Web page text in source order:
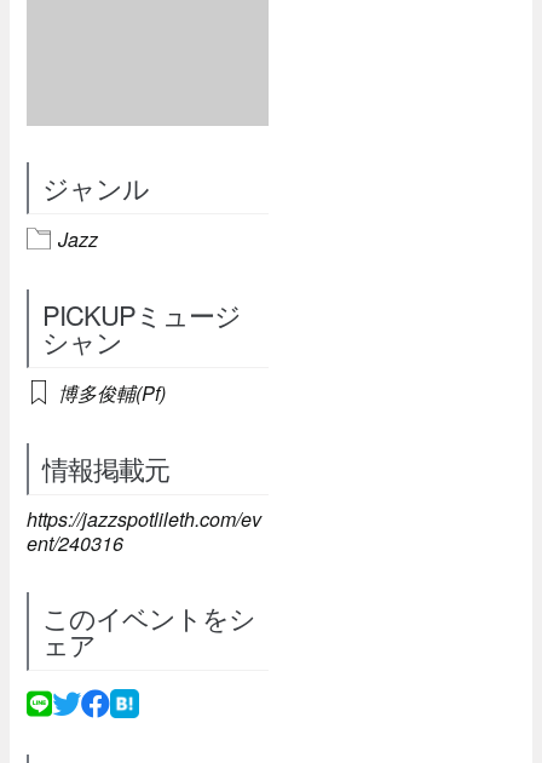
ジャンル
Jazz
PICKUPミュージ
シャン
博多俊輔(Pf)
情報掲載元
https://jazzspotlileth.com/ev
ent/240316
このイベントをシ
ェア